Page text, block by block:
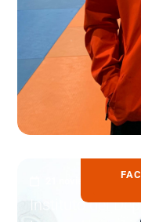
21 noviembre, 2023
Instituto del